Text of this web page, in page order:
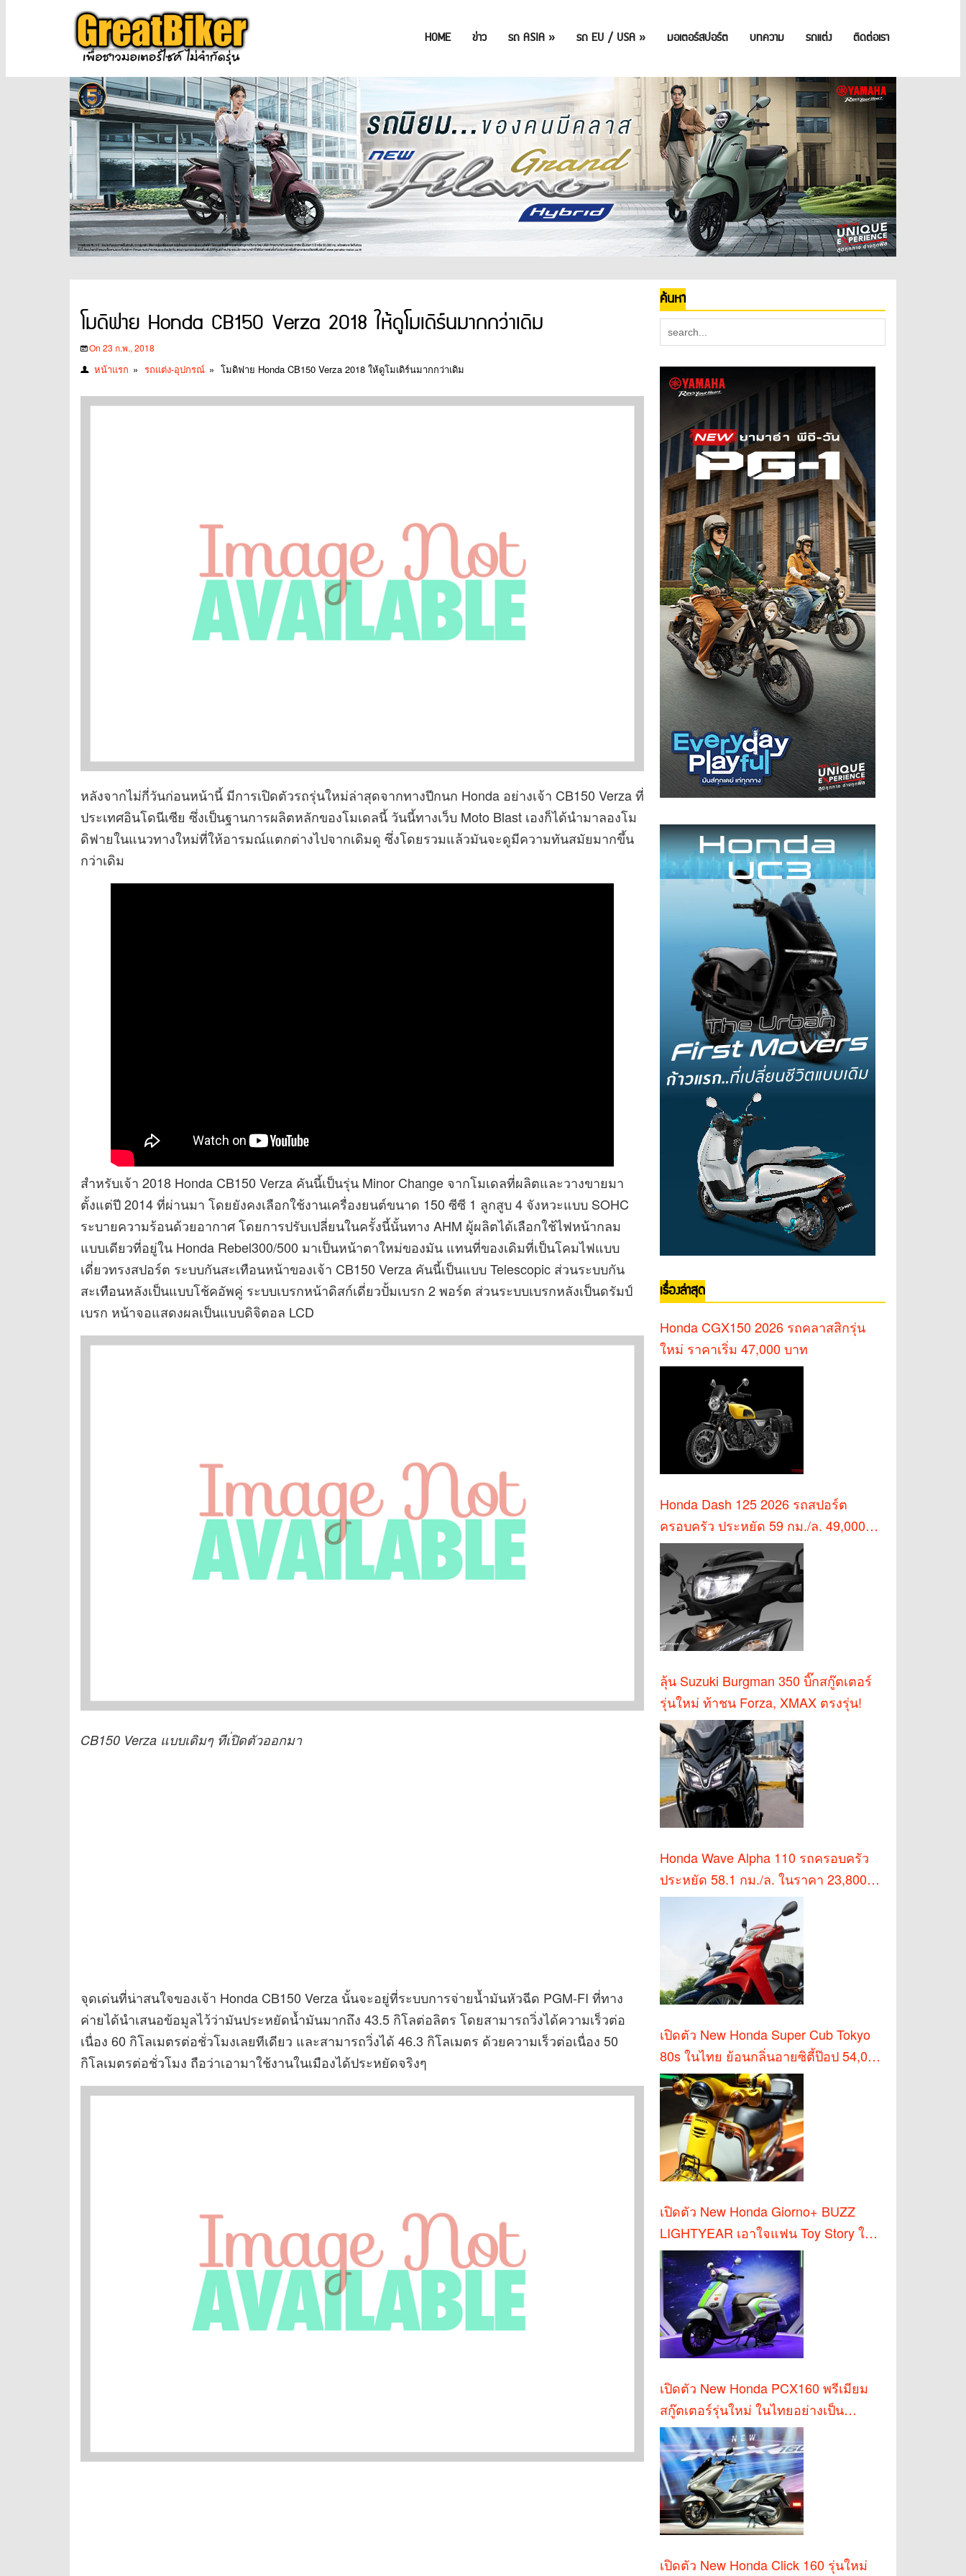
HOME ข่าว รถ ASIA » รถ EU / USA » มอเตอร์สปอร์ต บทความ รถแต่ง ติดต่อเรา
โมดิฟาย Honda CB150 Verza 2018 ให้ดูโมเดิร์นมากกว่าเดิม
On 23 ก.พ., 2018
หน้าแรก » รถแต่ง-อุปกรณ์ » โมดิฟาย Honda CB150 Verza 2018 ให้ดูโมเดิร์นมากกว่าเดิม
หลังจากไม่กี่วันก่อนหน้านี้ มีการเปิดตัวรถรุ่นใหม่ล่าสุดจากทางปีกนก Honda อย่างเจ้า CB150 Verza ที่
ประเทศอินโดนีเซีย ซึ่งเป็นฐานการผลิตหลักของโมเดลนี้ วันนี้ทางเว็บ Moto Blast เองก็ได้นำมาลองโม
ดิฟายในแนวทางใหม่ที่ให้อารมณ์แตกต่างไปจากเดิมดู ซึ่งโดยรวมแล้วมันจะดูมีความทันสมัยมากขึ้น
กว่าเดิม
สำหรับเจ้า 2018 Honda CB150 Verza คันนี้เป็นรุ่น Minor Change จากโมเดลที่ผลิตและวางขายมา
ตั้งแต่ปี 2014 ที่ผ่านมา โดยยังคงเลือกใช้งานเครื่องยนต์ขนาด 150 ซีซี 1 ลูกสูบ 4 จังหวะแบบ SOHC
ระบายความร้อนด้วยอากาศ โดยการปรับเปลี่ยนในครั้งนี้นั้นทาง AHM ผู้ผลิตได้เลือกใช้ไฟหน้ากลม
แบบเดียวที่อยู่ใน Honda Rebel300/500 มาเป็นหน้าตาใหม่ของมัน แทนที่ของเดิมที่เป็นโคมไฟแบบ
เดี่ยวทรงสปอร์ต ระบบกันสะเทือนหน้าของเจ้า CB150 Verza คันนี้เป็นแบบ Telescopic ส่วนระบบกัน
สะเทือนหลังเป็นแบบโช้คอัพคู่ ระบบเบรกหน้าดิสก์เดี่ยวปั้มเบรก 2 พอร์ต ส่วนระบบเบรกหลังเป็นดรัมป์
เบรก หน้าจอแสดงผลเป็นแบบดิจิตอล LCD
CB150 Verza แบบเดิมๆ ทีเ่ปิดตัวออกมา
จุดเด่นที่น่าสนใจของเจ้า Honda CB150 Verza นั้นจะอยู่ที่ระบบการจ่ายน้ำมันหัวฉีด PGM-FI ที่ทาง
ค่ายได้นำเสนอข้อมูลไว้ว่ามันประหยัดน้ำมันมากถึง 43.5 กิโลต่อลิตร โดยสามารถวิ่งได้ความเร็วต่อ
เนื่อง 60 กิโลเมตรต่อชั่วโมงเลยทีเดียว และสามารถวิ่งได้ 46.3 กิโลเมตร ด้วยความเร็วต่อเนื่อง 50
กิโลเมตรต่อชั่วโมง ถือว่าเอามาใช้งานในเมืองได้ประหยัดจริงๆ
ค้นหา
เรื่องล่าสุด
Honda CGX150 2026 รถคลาสสิกรุ่น
ใหม่ ราคาเริ่ม 47,000 บาท
Honda Dash 125 2026 รถสปอร์ต
ครอบครัว ประหยัด 59 กม./ล. 49,000
บาท
ลุ้น Suzuki Burgman 350 บิ๊กสกู๊ตเตอร์
รุ่นใหม่ ท้าชน Forza, XMAX ตรงรุ่น!
Honda Wave Alpha 110 รถครอบครัว
ประหยัด 58.1 กม./ล. ในราคา 23,800
บาท
เปิดตัว New Honda Super Cub Tokyo
80s ในไทย ย้อนกลิ่นอายซิตี้ป๊อป 54,000
บาท
เปิดตัว New Honda Giorno+ BUZZ
LIGHTYEAR เอาใจแฟน Toy Story ใน
ไทย!
เปิดตัว New Honda PCX160 พรีเมียม
สกู๊ตเตอร์รุ่นใหม่ ในไทยอย่างเป็น
ทางการ
เปิดตัว New Honda Click 160 รุ่นใหม่